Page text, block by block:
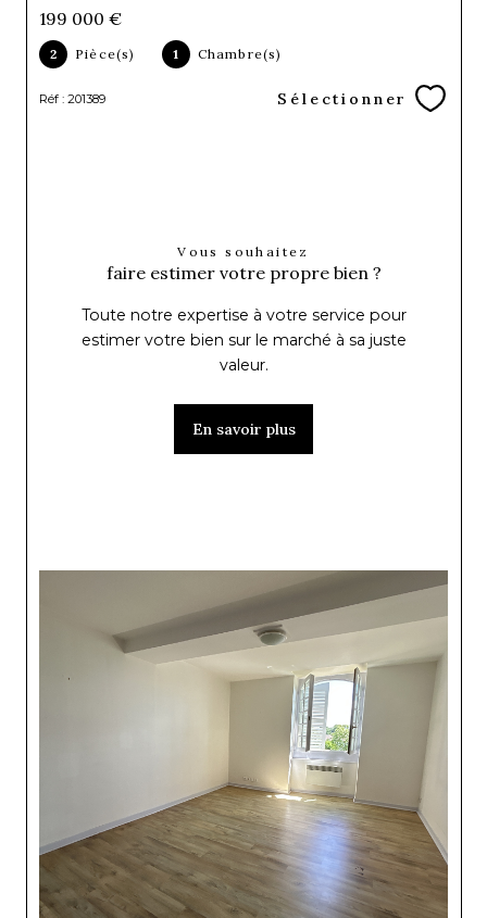
199 000 €
2 Pièce(s) 1 Chambre(s)
Réf : 201389 Sélectionner
Vous souhaitez
faire estimer votre propre bien ?
Toute notre expertise à votre service pour
estimer votre bien sur le marché à sa juste
valeur.
En savoir plus